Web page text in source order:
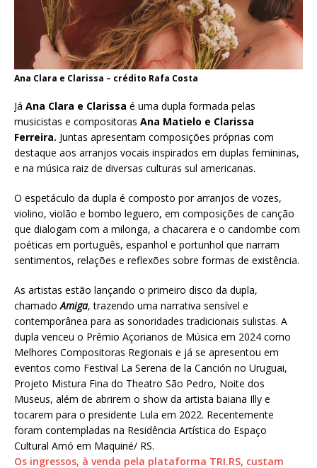
Ana Clara e Clarissa – crédito Rafa Costa
Já Ana Clara e Clarissa é uma dupla formada pelas
musicistas e compositoras Ana Matielo e Clarissa
Ferreira. Juntas apresentam composições próprias com
destaque aos arranjos vocais inspirados em duplas femininas,
e na música raiz de diversas culturas sul americanas.
O espetáculo da dupla é composto por arranjos de vozes,
violino, violão e bombo leguero, em composições de canção
que dialogam com a milonga, a chacarera e o candombe com
poéticas em português, espanhol e portunhol que narram
sentimentos, relações e reflexões sobre formas de existência.
As artistas estão lançando o primeiro disco da dupla,
chamadoAmiga, trazendo uma narrativa sensível e
contemporânea para as sonoridades tradicionais sulistas. A
dupla venceu o Prêmio Açorianos de Música em 2024 como
Melhores Compositoras Regionais e já se apresentou em
eventos como Festival La Serena de la Canción no Uruguai,
Projeto Mistura Fina do Theatro São Pedro, Noite dos
Museus, além de abrirem o show da artista baiana Illy e
tocarem para o presidente Lula em 2022. Recentemente
foram contempladas na Residência Artística do Espaço
Cultural Amó em Maquiné/ RS.
Os ingressos, à venda pela plataforma TRI.RS, custam